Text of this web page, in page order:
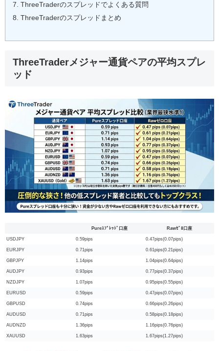
ThreeTraderのスプレッドでよくある質問
ThreeTraderのスプレッドまとめ
ThreeTraderメジャー通貨ペアの平均スプレ
ッド
Pureｽﾌﾟﾚｯﾄﾞ口座 Rawｾﾞﾛ口座
USDJPY 0.59pips 0.47pips(0.07pips)
EURJPY 0.71pips 0.61pips(0.21pips)
GBPJPY 1.14pips 1.04pips(0.64pips)
AUDJPY 0.93pips 0.77pips(0.37pips)
NZDJPY 1.07pips 0.95pips(0.55pips)
EURUSD 0.59pips 0.47pips(0.07pips)
GBPUSD 0.74pips 0.66pips(0.26pips)
AUDUSD 0.71pips 0.58pips(0.18pips)
AUDNZD 1.36pips 1.16pips(0.76pips)
XAUUSD 1.63pips 1.67pips(1.27pips)